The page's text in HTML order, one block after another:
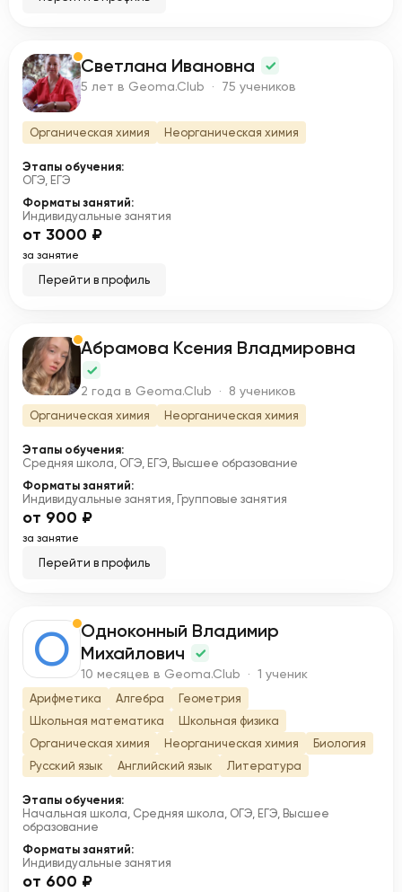
С Светлана Ивановна
5 лет в Geoma.Club · 75 учеников
Органическая химия Неорганическая химия
Этапы обучения:
ОГЭ, ЕГЭ
Форматы занятий:
Индивидуальные занятия
от 3000 ₽
за занятие
Перейти в профиль
А Абрамова Ксения Владмировна
2 года в Geoma.Club · 8 учеников
Органическая химия Неорганическая химия
Этапы обучения:
Средняя школа, ОГЭ, ЕГЭ, Высшее образование
Форматы занятий:
Индивидуальные занятия, Групповые занятия
от 900 ₽
за занятие
Перейти в профиль
О Одноконный Владимир
Михайлович
10 месяцев в Geoma.Club · 1 ученик
Арифметика Алгебра
Геометрия
Школьная математика
Школьная физика
Органическая химия
Неорганическая химия
Биология
Русский язык
Английский язык Литература
Этапы обучения:
Начальная школа, Средняя школа, ОГЭ, ЕГЭ, Высшее
образование
Форматы занятий:
Индивидуальные занятия
от 600 ₽